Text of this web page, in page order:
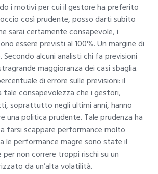
i motivi per cui il gestore ha preferito
così prudente, posso darti subito
sarai certamente consapevole, i
essere previsti al 100%. Un margine di
Secondo alcuni analisti chi fa previsioni
maggioranza dei casi sbaglia.
di errore sulle previsioni: il
tale consapevolezza che i gestori,
soprattutto negli ultimi anni, hanno
politica prudente. Tale prudenza ha
farsi scappare performance molto
le performance magre sono state il
non correre troppi rischi su un
da un’alta volatilità.